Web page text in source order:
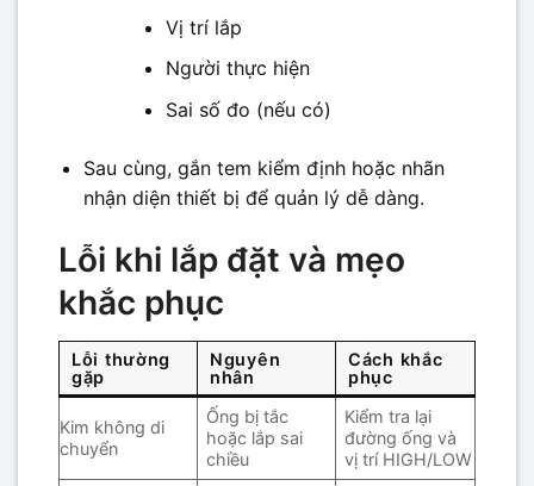
Vị trí lắp
Người thực hiện
Sai số đo (nếu có)
Sau cùng, gắn tem kiểm định hoặc nhãn
nhận diện thiết bị để quản lý dễ dàng.
Lỗi khi lắp đặt và mẹo
khắc phục
Lỗi thường
gặp
Nguyên
nhân
Cách khắc
phục
Kim không di
chuyển
Ống bị tắc
hoặc lắp sai
chiều
Kiểm tra lại
đường ống và
vị trí HIGH/LOW